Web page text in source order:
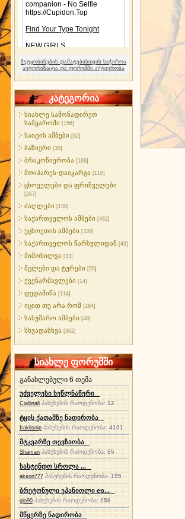
შეტყობინების დამატებისთვის საჭიროა
ავტორიზაცია და ფორუმში აქტიურობა
კატეგორია
სიახლე სამონადირეო
სამყაროში [156]
საიტის ამბები [82]
ბაზიერი [30]
ბრაკონიერობა [169]
მოიპარეს-დაიკარგა [116]
ცხოველები და ფრინველები
[267]
ძაღლები [138]
საქართველოს ამბები [482]
უცხოეთის ამბები [330]
საქართველოს წარსულიდან [43]
მიმოხილვა [33]
მგლები და ტურები [55]
ქვეწარმავლები [14]
დედამიწა [114]
იცით თუ არა რომ [284]
სახუმარო ამბები [48]
სხვადასხვა [362]
სიახლე ფორუმში
განახლებული 6 თემა
უძველესი ხეწლნაწერი
Ciallinall პასუხების რაოდენობა:12
ტყის ქათამზე ნადირობა
Iraklisnip პასუხების რაოდენობა: 4101
მტკვარზე თევზაობა
Shaman პასუხების რაოდენობა:55
სასტენდო სროლა ...
akson777 პასუხების რაოდენობა:195
ბრეტონული ეპანიოლი ep...
gio90 პასუხების რაოდენობა:256
მწყერზე ნადირობა